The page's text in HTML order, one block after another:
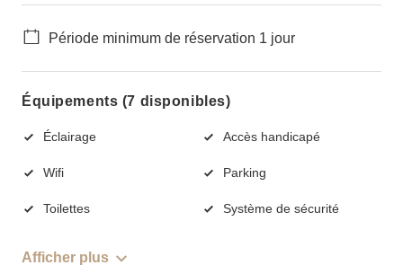
Période minimum de réservation 1 jour
Équipements (7 disponibles)
Éclairage Accès handicapé
Wifi Parking
Toilettes Système de sécurité
Afficher plus